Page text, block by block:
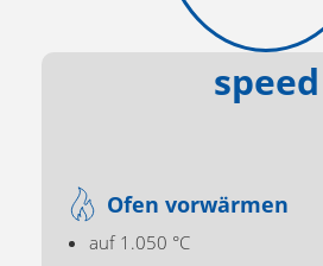
speed
Ofen vorwärmen
auf 1.050 °C